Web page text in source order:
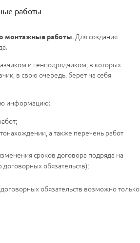
работы
монтажные работы. Для создания
и генподрядчиком, в которых
в свою очередь, берет на себя
информацию:
а также перечень работ
сроков договора подряда на
обязательств);
обязательств возможно только